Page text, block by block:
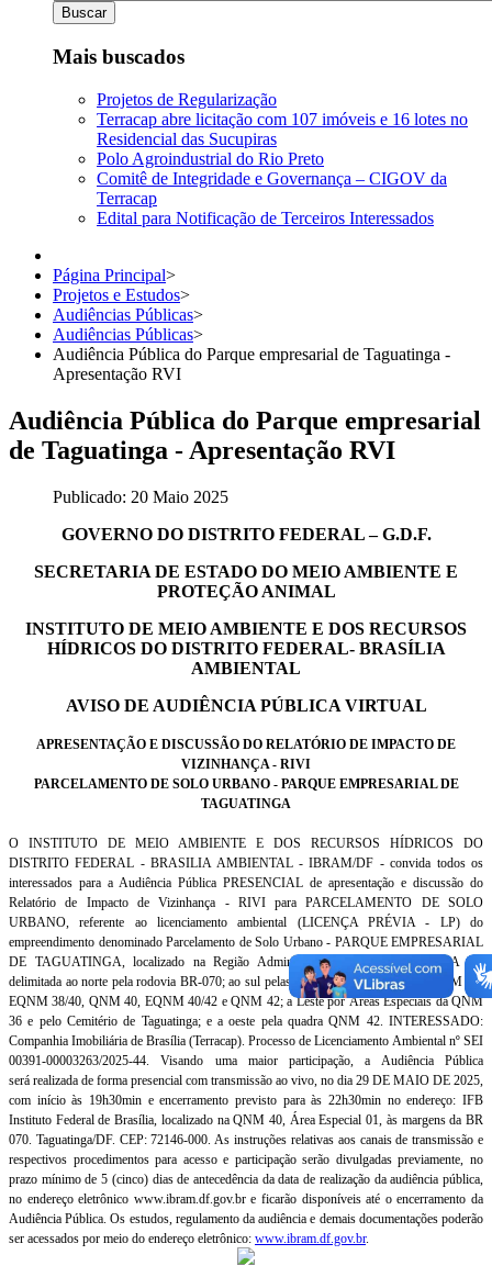
Buscar
Mais buscados
Projetos de Regularização
Terracap abre licitação com 107 imóveis e 16 lotes no
Residencial das Sucupiras
Polo Agroindustrial do Rio Preto
Comitê de Integridade e Governança – CIGOV da
Terracap
Edital para Notificação de Terceiros Interessados
Página Principal>
Projetos e Estudos>
Audiências Públicas>
Audiências Públicas>
Audiência Pública do Parque empresarial de Taguatinga -
Apresentação RVI
Audiência Pública do Parque empresarial
de Taguatinga - Apresentação RVI
Publicado: 20 Maio 2025
GOVERNO DO DISTRITO FEDERAL – G.D.F.
SECRETARIA DE ESTADO DO MEIO AMBIENTE E
PROTEÇÃO ANIMAL
INSTITUTO DE MEIO AMBIENTE E DOS RECURSOS
HÍDRICOS DO DISTRITO FEDERAL- BRASÍLIA
AMBIENTAL
AVISO DE AUDIÊNCIA PÚBLICA VIRTUAL
APRESENTAÇÃO E DISCUSSÃO DO RELATÓRIO DE IMPACTO DE
VIZINHANÇA - RIVI
PARCELAMENTO DE SOLO URBANO - PARQUE EMPRESARIAL DE
TAGUATINGA
O INSTITUTO DE MEIO AMBIENTE E DOS RECURSOS HÍDRICOS DO
DISTRITO FEDERAL - BRASILIA AMBIENTAL - IBRAM/DF - convida todos os
interessados para a Audiência Pública PRESENCIAL de apresentação e discussão do
Relatório de Impacto de Vizinhança - RIVI para PARCELAMENTO DE SOLO
URBANO, referente ao licenciamento ambiental (LICENÇA PRÉVIA - LP) do
empreendimento denominado Parcelamento de Solo Urbano - PARQUE EMPRESARIAL
DE TAGUATINGA, localizado na Região Administrativa de Taguatinga – RA III,
delimitada ao norte pela rodovia BR-070; ao sul pelas QNM 36, EQNM 36/38, QNM 38,
EQNM 38/40, QNM 40, EQNM 40/42 e QNM 42; a Leste por Áreas Especiais da QNM
36 e pelo Cemitério de Taguatinga; e a oeste pela quadra QNM 42. INTERESSADO:
Companhia Imobiliária de Brasília (Terracap). Processo de Licenciamento Ambiental nº SEI
00391-00003263/2025-44. Visando uma maior participação, a Audiência Pública
será realizada de forma presencial com transmissão ao vivo, no dia 29 DE MAIO DE 2025,
com início às 19h30min e encerramento previsto para às 22h30min no endereço: IFB
Instituto Federal de Brasília, localizado na QNM 40, Área Especial 01, às margens da BR
070. Taguatinga/DF. CEP: 72146-000. As instruções relativas aos canais de transmissão e
respectivos procedimentos para acesso e participação serão divulgadas previamente, no
prazo mínimo de 5 (cinco) dias de antecedência da data de realização da audiência pública,
no endereço eletrônico www.ibram.df.gov.br e ficarão disponíveis até o encerramento da
Audiência Pública. Os estudos, regulamento da audiência e demais documentações poderão
ser acessados por meio do endereço eletrônico: www.ibram.df.gov.br.